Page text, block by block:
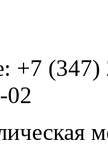
+7 (347)
02